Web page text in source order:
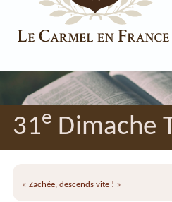
31e Dimache
« Zachée, descends vite ! »